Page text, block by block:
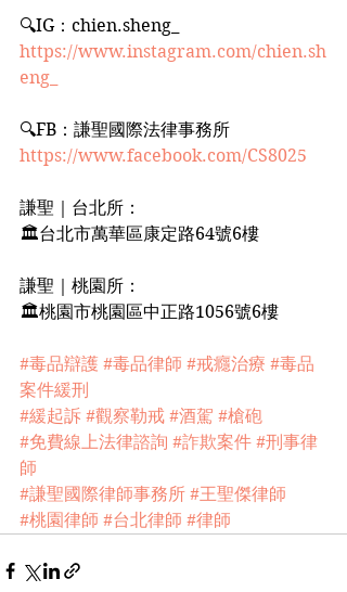
🔍IG：chien.sheng_﻿
https://www.instagram.com/chien.sh
eng_
🔍FB：謙聖國際法律事務所﻿
https://www.facebook.com/CS8025﻿
謙聖｜台北所：﻿
🏛台北市萬華區康定路64號6樓﻿
謙聖｜桃園所：﻿
🏛桃園市桃園區中正路1056號6樓﻿
#毒品辯護 #毒品律師 #戒癮治療 #毒品
案件緩刑
#緩起訴 #觀察勒戒 #酒駕 #槍砲
#免費線上法律諮詢 #詐欺案件 #刑事律
師
#謙聖國際律師事務所 #王聖傑律師
#桃園律師 #台北律師 #律師